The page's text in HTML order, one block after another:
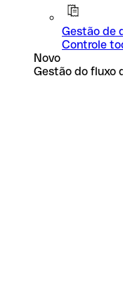
Gestão de
Controle
Novo
Gestão do fluxo